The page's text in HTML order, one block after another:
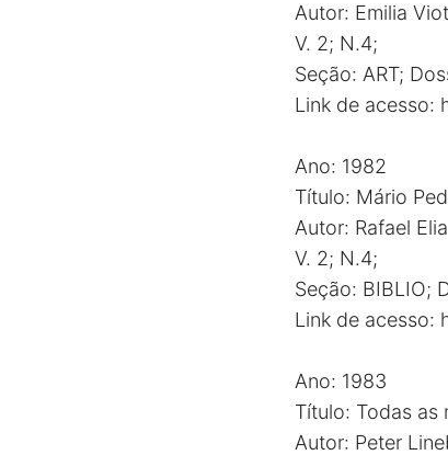
Autor: Emilia
V. 2; N.4;
Seção: ART;
Link de acesso:
Ano: 1982
Título: Mário
Autor: Rafael Elia
V. 2; N.4;
Seção: BIBLIO;
Link de acesso:
Ano: 1983
Título: Todas as
Autor: Peter